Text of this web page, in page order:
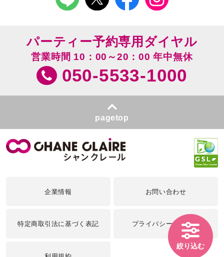
絞り込む
パーティー予約専用ダイヤル
営業時間 10：00～20：00 年中無休
050-5533-1000
pagetop
企業情報 お問い合わせ
特定商取引法に基づく表記 プライバシーポリシー